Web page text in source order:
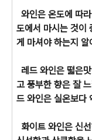
와인은 온도에 따
도에서 마시는 것이
게 마셔야 하는지 알
레드 와인은 떫은
고 풍부한 향은 잘
드 와인은 실온보다
화이트 와인은 신